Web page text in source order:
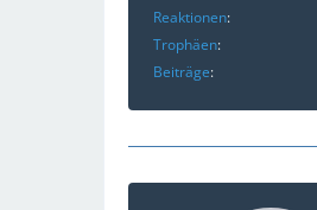
Reaktionen
Trophäen
Beiträge